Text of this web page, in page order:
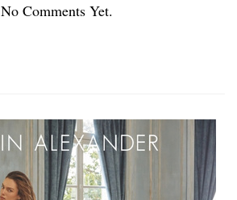
No Comments Yet.